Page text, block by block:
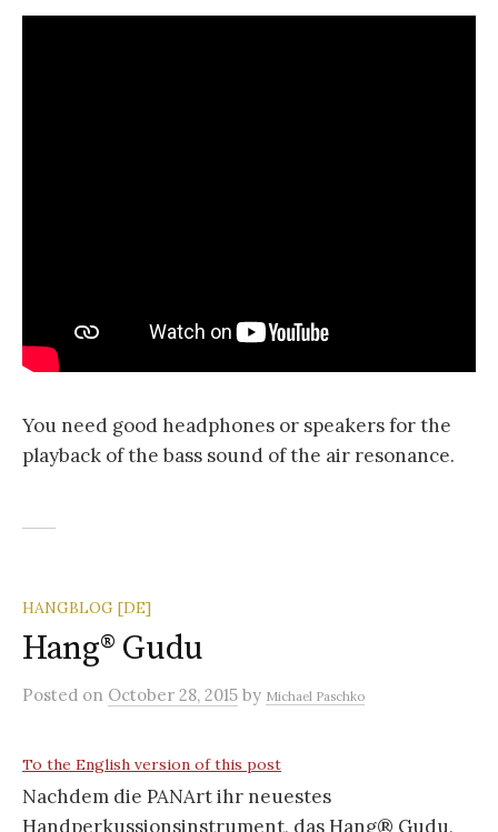
You need good headphones or speakers for the
playback of the bass sound of the air resonance.
HANGBLOG [DE]
Hang® Gudu
Posted on October 28, 2015 by Michael Paschko
To the English version of this post
Nachdem die PANArt ihr neuestes
Handperkussionsinstrument, das Hang® Gudu,